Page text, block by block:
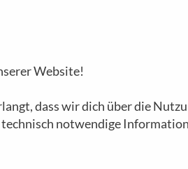
Website!
dass wir dich über die
notwendige